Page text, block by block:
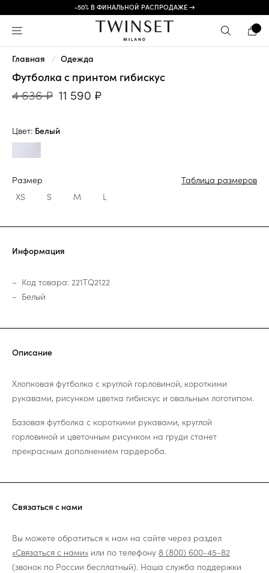
-50% В ФИНАЛЬНОЙ РАСПРОДАЖЕ →
Главная Одежда
Футболка с принтом гибискус
4 636 ₽ 11 590 ₽
Цвет: Белый
Размер
Таблица размеров
XS
S M L
Информация
Код товара: 221TQ2122
Белый
Описание
Хлопковая футболка с круглой горловиной, короткими
рукавами, рисунком цветка гибискус и овальным логотипом.
Базовая футболка с короткими рукавами, круглой
горловиной и цветочным рисунком на груди станет
прекрасным дополнением гардероба.
Связаться с нами
Вы можете обратиться к нам на сайте через раздел
«Связаться с нами» или по телефону 8 (800) 600-45-82
(звонок по России бесплатный). Наша служба поддержки